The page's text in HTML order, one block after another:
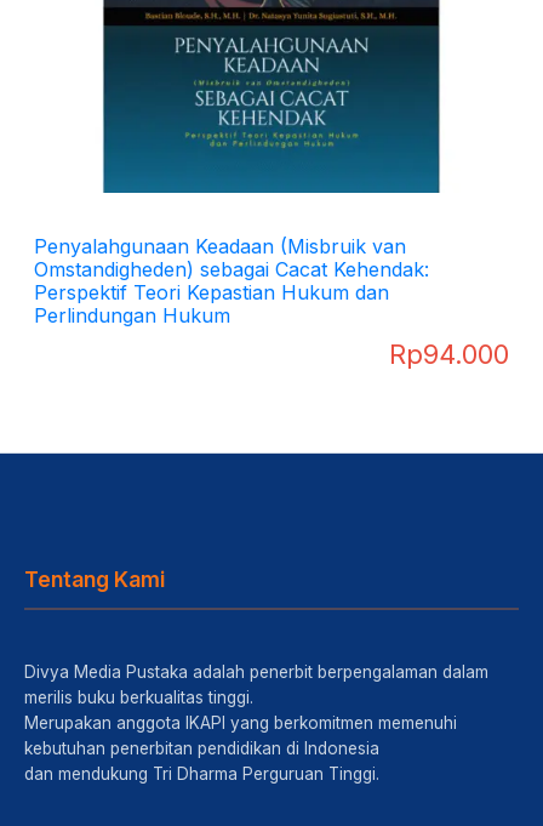
Penyalahgunaan Keadaan (Misbruik van
Omstandigheden) sebagai Cacat Kehendak:
Perspektif Teori Kepastian Hukum dan
Perlindungan Hukum
Rp94.000
Tentang Kami
Divya Media Pustaka adalah penerbit berpengalaman dalam
merilis buku berkualitas tinggi.
Merupakan anggota IKAPI yang berkomitmen memenuhi
kebutuhan penerbitan pendidikan di Indonesia
dan mendukung Tri Dharma Perguruan Tinggi.